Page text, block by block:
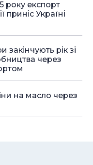
року експорт
приніс Україні
закінчують рік зі
через
на масло через